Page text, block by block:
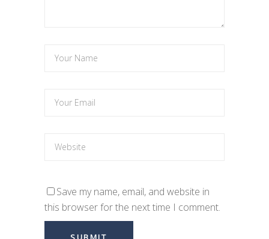
Save my name, email, and website in
this browser for the next time I comment.